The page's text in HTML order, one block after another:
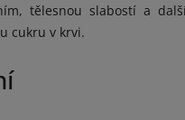
tělesnou slabostí a
cukru v krvi.